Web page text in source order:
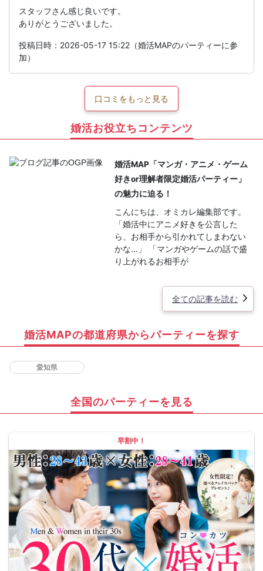
スタッフさん感じ良いです。
ありがとうございました。
投稿日時：2026-05-17 15:22（婚活MAPのパーティーに参
加）
口コミをもっと見る
婚活お役立ちコンテンツ
婚活MAP「マンガ・アニメ・ゲーム
好きor理解者限定婚活パーティー」
の魅力に迫る！
こんにちは、オミカレ編集部です。
「婚活中にアニメ好きを公言した
ら、お相手から引かれてしまわない
かな…」 「マンガやゲームの話で盛
り上がれるお相手が
全ての記事を読む
婚活MAPの都道府県からパーティーを探す
愛知県
全国のパーティーを見る
早割中！